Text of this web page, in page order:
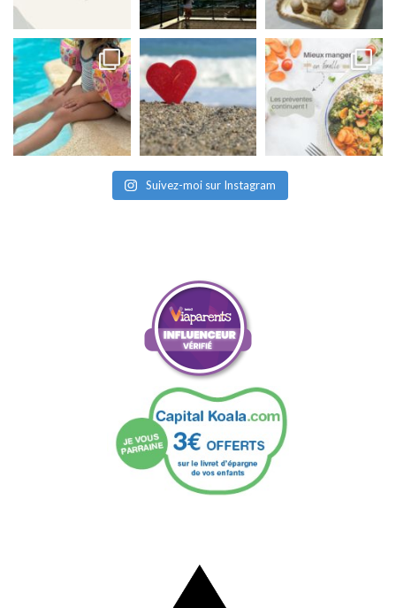
Suivez-moi sur Instagram